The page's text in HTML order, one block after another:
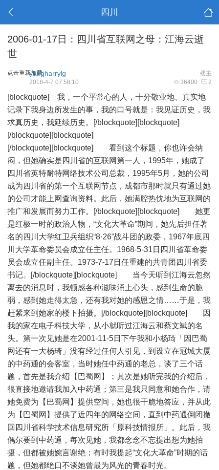
四川
2006-01-17日：四川省互联网之母：江海云逝
世
点击重新加载 楼主
yangharrylg
36400 2
2018-4-7 07:58:10
[blockquote] 我，一个平常心的人，十分敬业地、真实地
记录下我身边所发生的事，我的口号就是：我见证历史，我
求真历史，我延续历史。[/blockquote][blockquote]
[/blockquote][blockquote]
[/blockquote][blockquote] 看到这个标题，你也许会纳
闷，但她确实是四川省的互联网第一人，1995年，她成了
四川省英特耐特网络技术公司总裁，1995年5月，她的公司
成为四川省的第一个互联网节点，成都市那时就只有通过她
的公司才能上网查询资料。此后，她满腔热忱地为互联网的
推广和发展而努力工作。[/blockquote][blockquote] 她更
是红极一时的政治人物，“文化大革命”期间，她先后担任著
名的四川大学红卫兵组织“8·26”战斗团的政委，1967年底四
川大学革命委员会成立任主任。1968-5-31日四川省革命委
员会成立任副主任。1973-7-17日任重建的共青团四川省委
书记。[/blockquote][blockquote] 当今天听到江海云忽然
离去的消息时，我顿感各种滋味涌上心头，感到生命的脆
弱，感到她走得太急，还有我对她的感恩之情……于是，我
赶紧来到她家的楼下拍摄。[/blockquote][blockquote] 因
我的家在电子科技大学，从小就听过江海云和蔡文斌的名
头。第一次见她是在2001-11-5日下午我和小杨琦「因巴蜀
网还有一大杨琦」没有经过任何人引见，到设立在冠城大厦
的中药通的会客室，当时她任中药通的老总，谈了三个话
题，首先是我介绍【巴蜀网】；其次是她听完我的介绍后，
很直接地邀请我加入中药通；第三是我只同意和她合作，请
她免费为【巴蜀网】提供空间，她也很干脆地答应，并从此
为【巴蜀网】提供了近四年的网络空间，直到中药通倒闭撤
回四川省科学技术信息研究所「原科技情报所」。此后，我
偶尔要到中药通，每次见她，我都念念不忘提出想为她拍
摄，但都被她婉言谢绝；有时我提起“文化大革命”时期的话
题，但她都绝口不谈她曾最为风光的青春时光。